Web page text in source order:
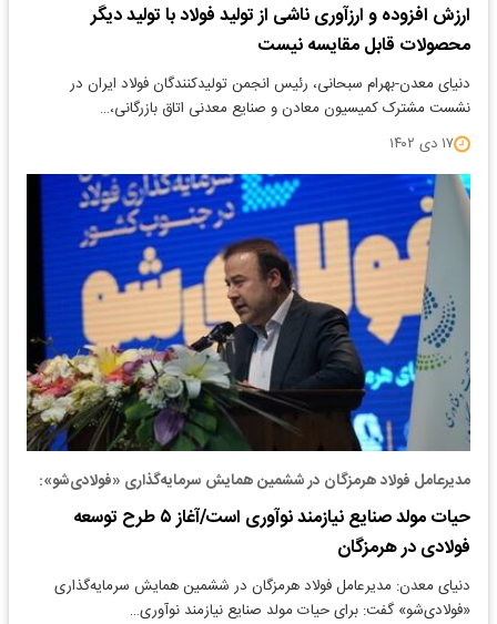
ارزش افزوده و ارزآوری ناشی از تولید فولاد با تولید دیگر
محصولات قابل مقایسه نیست
دنیای معدن-بهرام سبحانی، رئیس انجمن تولیدکنندگان فولاد ایران در
نشست مشترک کمیسیون معادن و صنایع معدنی اتاق بازرگانی،…
۱۷ دی ۱۴۰۲
مدیرعامل فولاد هرمزگان در ششمین همایش سرمایه‌گذاری «فولادی‌شو»:
حیات مولد صنایع نیازمند نوآوری است/آغاز ۵ طرح توسعه
فولادی در هرمزگان
دنیای معدن: مدیرعامل فولاد هرمزگان در ششمین همایش سرمایه‌گذاری
«فولادی‌شو» گفت: برای حیات مولد صنایع نیازمند نوآوری…